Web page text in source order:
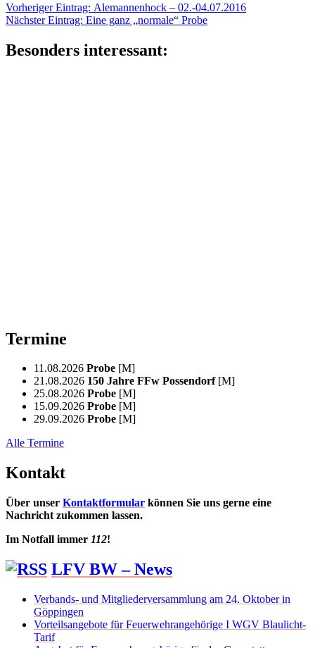
Beitragsnavigation
Vorheriger Eintrag: Vorheriger
Eintrag:
Alemannenhock – 02.-04.07.2016
Nächster Eintrag: Nächster
Eine ganz „normale“ Probe
Besonders interessant:
Termine
11.08.2026 Probe [M]
21.08.2026 150 Jahre FFw Possendorf [M]
25.08.2026 Probe [M]
15.09.2026 Probe [M]
29.09.2026 Probe [M]
Alle Termine
Kontakt
Über unser Kontaktformular können Sie uns gerne eine
Nachricht zukommen lassen.
Im Notfall immer 112!
LFV BW – News
Verbands- und Mitgliederversammlung am 24. Oktober in
Göppingen
Vorteilsangebote für Feuerwehrangehörige I WGV Blaulicht-
Tarif